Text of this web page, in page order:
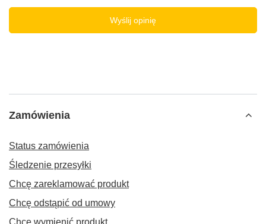
Wyślij opinię
Zamówienia
Status zamówienia
Śledzenie przesyłki
Chcę zareklamować produkt
Chcę odstąpić od umowy
Chcę wymienić produkt